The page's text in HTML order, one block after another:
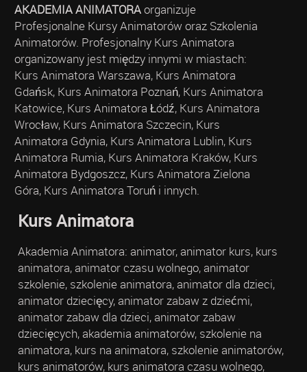
AKADEMIA ANIMATORAorganizuje
Profesjonalne Kursy Animatorów oraz Szkolenia
Animatorów. Profesjonalny Kurs Animatora
organizowany jest między innymi w miastach:
Kurs Animatora Warszawa, Kurs Animatora
Gdańsk, Kurs Animatora Poznań, Kurs Animatora
Katowice, Kurs Animatora Łódź, Kurs Animatora
Wrocław, Kurs Animatora Szczecin, Kurs
Animatora Gdynia, Kurs Animatora Lublin, Kurs
Animatora Rumia, Kurs Animatora Kraków, Kurs
Animatora Bydgoszcz, Kurs Animatora Zielona
Góra, Kurs Animatora Toruń i innych.
Kurs Animatora
Akademia Animatora: animator, animator kurs, kurs
animatora, animator czasu wolnego, animator
szkolenie, szkolenie animatora, animator dla dzieci,
animator dziecięcy, animator zabaw z dziećmi,
animator zabaw dla dzieci, animator zabaw
dziecięcych, akademia animatorów, szkolenie na
animatora, kurs na animatora, szkolenie animatorów,
kurs animatorów, kurs animatora czasu wolnego,